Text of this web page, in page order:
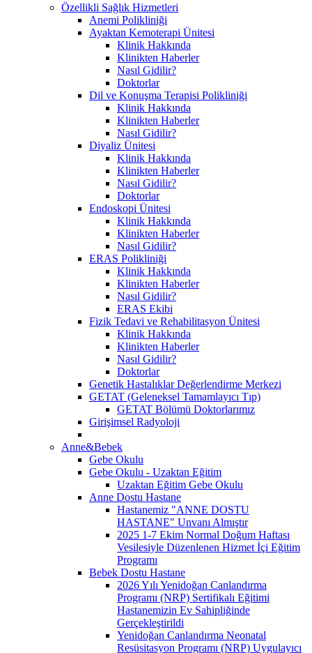
Özellikli Sağlık Hizmetleri
Anemi Polikliniği
Ayaktan Kemoterapi Ünitesi
Klinik Hakkında
Klinikten Haberler
Nasıl Gidilir?
Doktorlar
Dil ve Konuşma Terapisi Polikliniği
Klinik Hakkında
Klinikten Haberler
Nasıl Gidilir?
Diyaliz Ünitesi
Klinik Hakkında
Klinikten Haberler
Nasıl Gidilir?
Doktorlar
Endoskopi Ünitesi
Klinik Hakkında
Klinikten Haberler
Nasıl Gidilir?
ERAS Polikliniği
Klinik Hakkında
Klinikten Haberler
Nasıl Gidilir?
ERAS Ekibi
Fizik Tedavi ve Rehabilitasyon Ünitesi
Klinik Hakkında
Klinikten Haberler
Nasıl Gidilir?
Doktorlar
Genetik Hastalıklar Değerlendirme Merkezi
GETAT (Geleneksel Tamamlayıcı Tıp)
GETAT Bölümü Doktorlarımız
Girişimsel Radyoloji
Anne&Bebek
Gebe Okulu
Gebe Okulu - Uzaktan Eğitim
Uzaktan Eğitim Gebe Okulu
Anne Dostu Hastane
Hastanemiz "ANNE DOSTU
HASTANE" Unvanı Almıştır
2025 1-7 Ekim Normal Doğum Haftası
Vesilesiyle Düzenlenen Hizmet İçi Eğitim
Programı
Bebek Dostu Hastane
2026 Yılı Yenidoğan Canlandırma
Programı (NRP) Sertifikalı Eğitimi
Hastanemizin Ev Sahipliğinde
Gerçekleştirildi
Yenidoğan Canlandırma Neonatal
Resüsitasyon Programı (NRP) Uygulayıcı